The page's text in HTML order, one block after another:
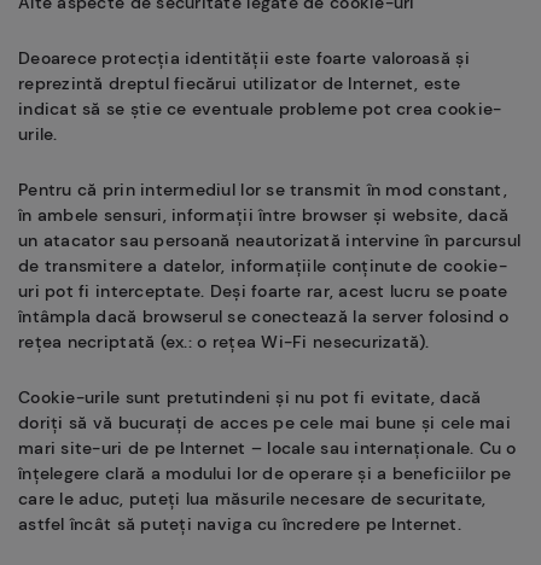
Deoarece protecția identității este foarte valoroasă și
reprezintă dreptul fiecărui utilizator de Internet, este
indicat să se știe ce eventuale probleme pot crea cookie-
urile.
Pentru că prin intermediul lor se transmit în mod constant,
în ambele sensuri, informații între browser și website, dacă
un atacator sau persoană neautorizată intervine în parcursul
de transmitere a datelor, informațiile conținute de cookie-
uri pot fi interceptate. Deși foarte rar, acest lucru se poate
întâmpla dacă browserul se conectează la server folosind o
rețea necriptată (ex.: o rețea Wi-Fi nesecurizată).
Cookie-urile sunt pretutindeni și nu pot fi evitate, dacă
doriți să vă bucurați de acces pe cele mai bune și cele mai
mari site-uri de pe Internet – locale sau internaționale. Cu o
înțelegere clară a modului lor de operare şi a beneficiilor pe
care le aduc, puteți lua măsurile necesare de securitate,
astfel încât să puteți naviga cu încredere pe Internet.